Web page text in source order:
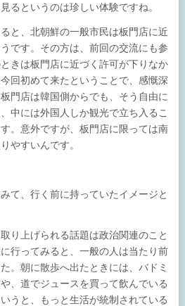
というのは珍しい体験ですね。
と、北朝鮮の一般市民は板門店に近
です。その方は、前回の交流にも参
きは板門店に近づく許可が下りなか
回初めて来たということで、感慨深
門店は韓国側からでも、そう自由に
中には外国人しか観光で立ち入るこ
。意外ですが、板門店に限っては南
やすいんです。
て、行く前に持っていたイメージと
り上げられる話題は政治関連のこと
行ってみると、一般の人は当たり前
。朝に散歩へ出たときには、バドミ
、道でジュースを買って飲んでいる
うと、もっと生活が統制されている